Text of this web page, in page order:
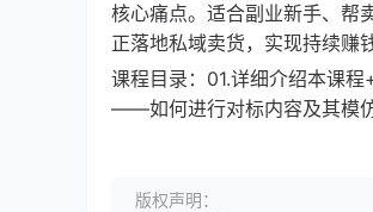
核心痛点。适合副业新手、帮
正落地私域卖货，实现持续赚钱
课程目录：01.详细介绍本课
——如何进行对标内容及其模
版权声明：